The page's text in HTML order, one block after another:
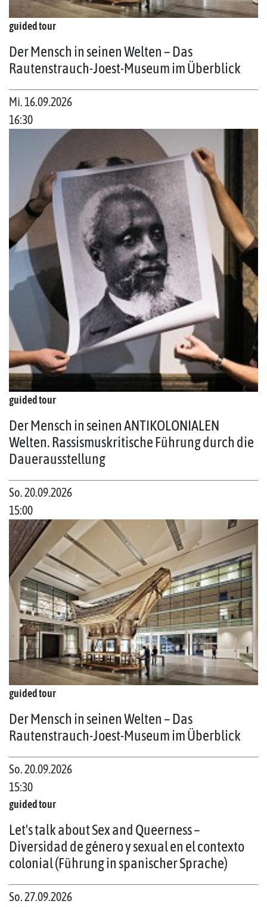
guided tour
Der Mensch in seinen Welten – Das
Rautenstrauch-Joest-Museum im Überblick
Mi. 16.09.2026
16:30
guided tour
Der Mensch in seinen ANTIKOLONIALEN
Welten. Rassismuskritische Führung durch die
Dauerausstellung
So. 20.09.2026
15:00
guided tour
Der Mensch in seinen Welten – Das
Rautenstrauch-Joest-Museum im Überblick
So. 20.09.2026
15:30
guided tour
Let's talk about Sex and Queerness –
Diversidad de género y sexual en el contexto
colonial (Führung in spanischer Sprache)
So. 27.09.2026